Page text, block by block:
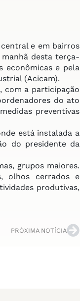
e em bairros
desta terça-
econômicas e pela
(Acicam).
com a participação
do ato
preventivas
está instalada a
do presidente da
grupos maiores.
olhos cerrados e
produtivas,
PRÓXIMA NOTÍCIA